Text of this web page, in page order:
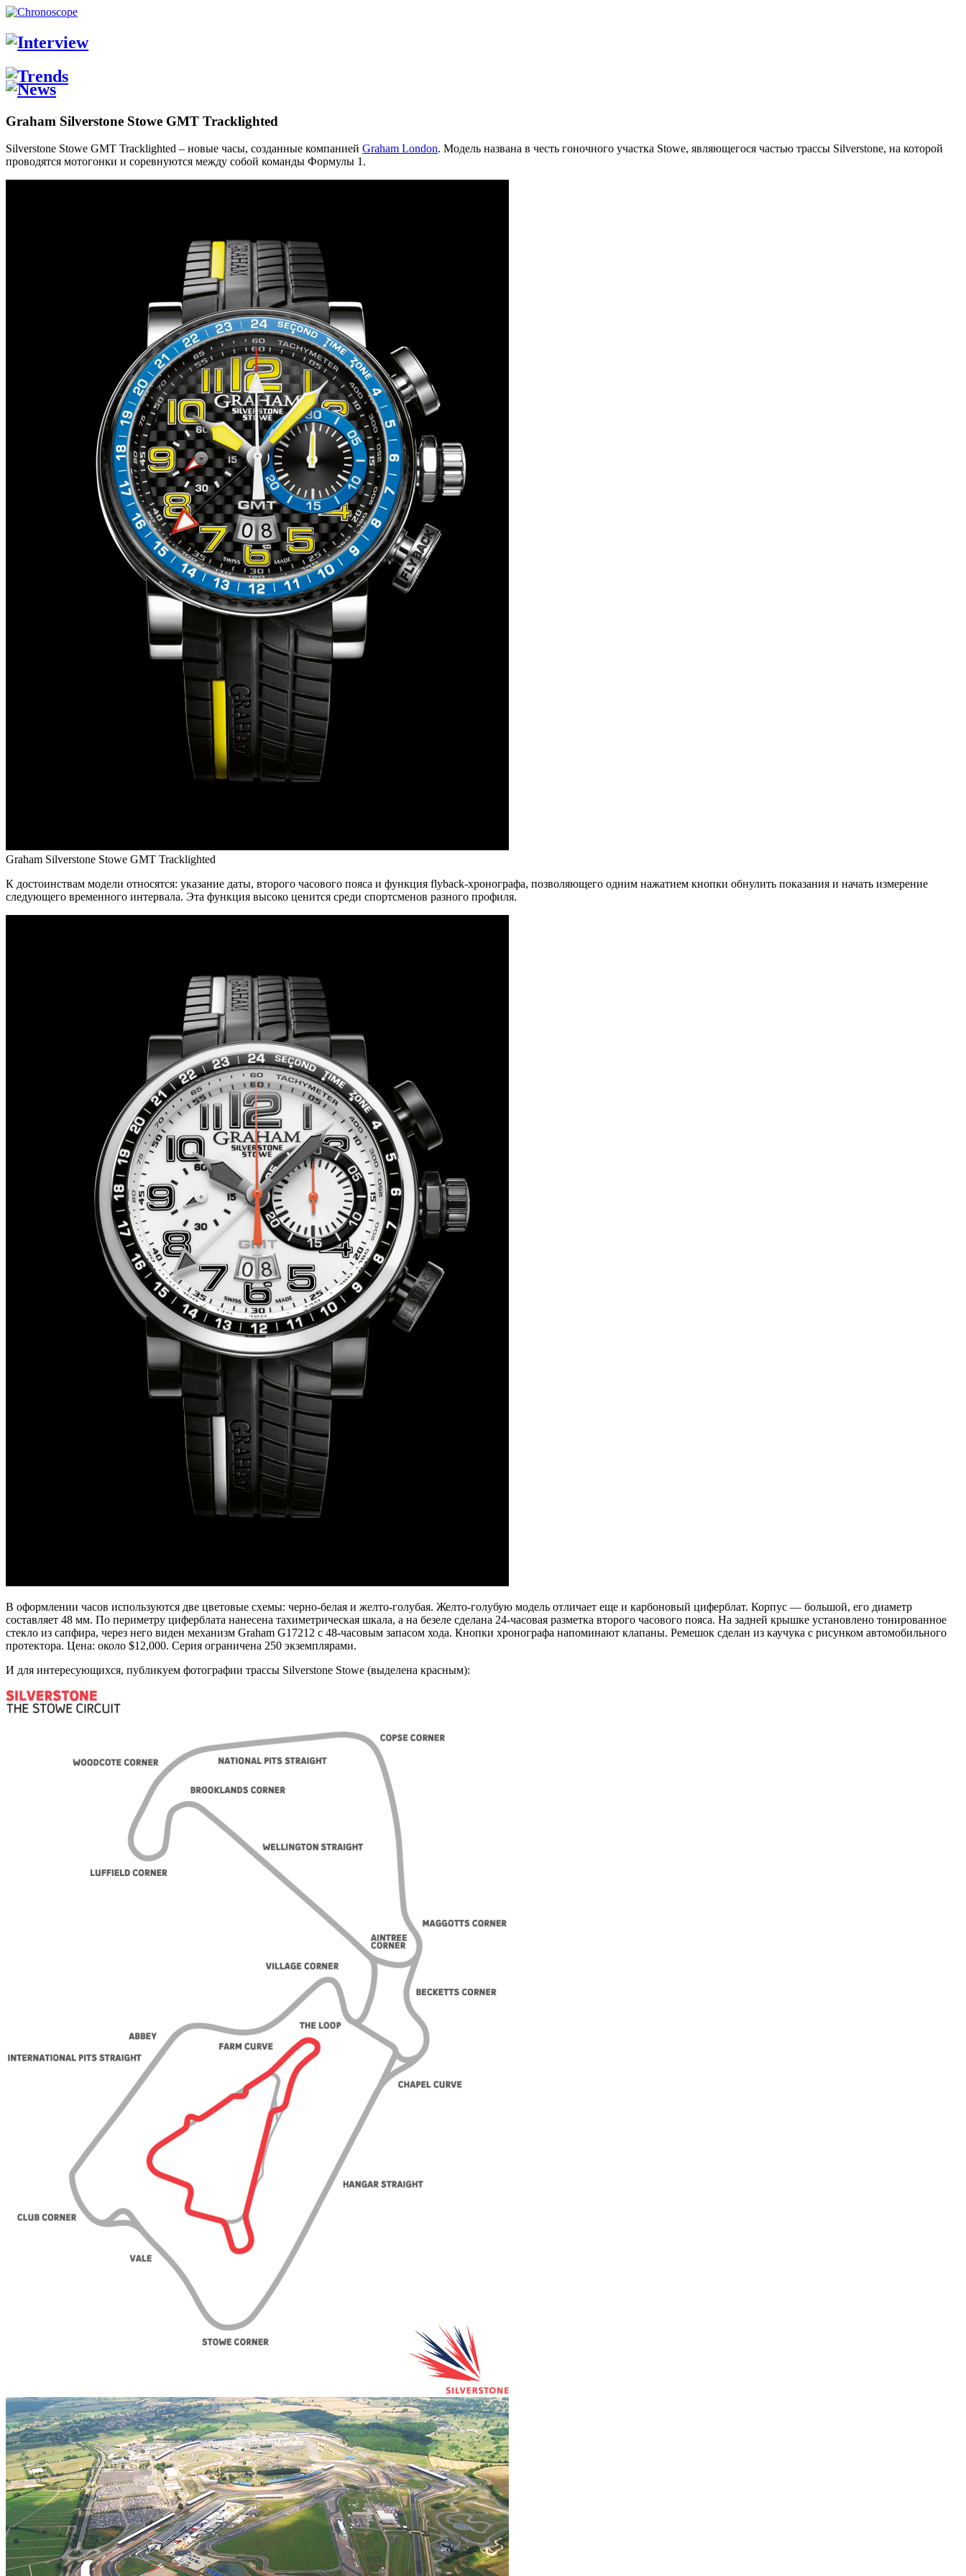
Graham Silverstone Stowe GMT Tracklighted
Silverstone Stowe GMT Tracklighted – новые часы, созданные компанией Graham London. Модель названа в честь гоночного участка Stowe, являющегося частью трассы Silverstone, на которой
проводятся мотогонки и соревнуются между собой команды Формулы 1.
Graham Silverstone Stowe GMT Tracklighted
К достоинствам модели относятся: указание даты, второго часового пояса и функция flyback-хронографа, позволяющего одним нажатием кнопки обнулить показания и начать измерение
следующего временного интервала. Эта функция высоко ценится среди спортсменов разного профиля.
В оформлении часов используются две цветовые схемы: черно-белая и желто-голубая. Желто-голубую модель отличает еще и карбоновый циферблат. Корпус — большой, его диаметр
составляет 48 мм. По периметру циферблата нанесена тахиметрическая шкала, а на безеле сделана 24-часовая разметка второго часового пояса. На задней крышке установлено тонированное
стекло из сапфира, через него виден механизм Graham G17212 с 48-часовым запасом хода. Кнопки хронографа напоминают клапаны. Ремешок сделан из каучука с рисунком автомобильного
протектора. Цена: около $12,000. Серия ограничена 250 экземплярами.
И для интересующихся, публикуем фотографии трассы Silverstone Stowe (выделена красным):